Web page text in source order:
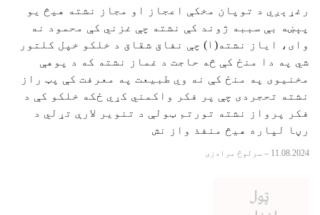
رغړېږي د توپان مخکې اعجاز او مجاز نشته هیڅ یو
پېښه بې سببه ژوند کې نشته چې غزني کې محمود نه
وای، ایاز نشته(۱) چې نفاق شقاق د خلکو خپل کلتور
شي په دا منځ کې څه حاجت د غماز نشته که د پوهې
مخنیوی په منځ کې نه وي طبیعت په معرفت کې پټ راز
نشته تحجردی چې پر فکر واکمني کړي ځکه خلکو کې د
فکر پرواز نشته تورتم ټولې د تنویر لارې تړلي د
رڼا لپاره هیڅ منفذ واز نش
11.08.2024
– سرلوڅ مرادزی